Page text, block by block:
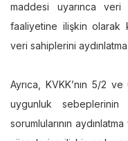
maddesi uyarınca veri
faaliyetine ilişkin olarak
veri sahiplerini
Ayrıca, KVKK’nın 5/2
uygunluk sebeplerinin
sorumlularının